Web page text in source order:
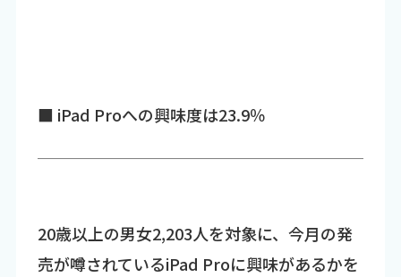
■ iPad Proへの興味度は23.9％
20歳以上の男女2,203人を対象に、今月の発
売が噂されているiPad Proに興味があるかを